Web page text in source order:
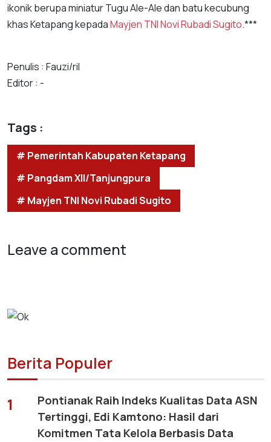
ikonik berupa miniatur Tugu Ale-Ale dan batu kecubung
khas Ketapang kepadaMayjen TNI Novi Rubadi Sugito.***
Penulis : Fauzi/ril
Editor : -
Tags :
# Pemerintah Kabupaten Ketapang
# Pangdam XII/Tanjungpura
# Mayjen TNI Novi Rubadi Sugito
Leave a comment
Berita Populer
1
Pontianak Raih Indeks Kualitas Data ASN
Tertinggi, Edi Kamtono: Hasil dari
Komitmen Tata Kelola Berbasis Data